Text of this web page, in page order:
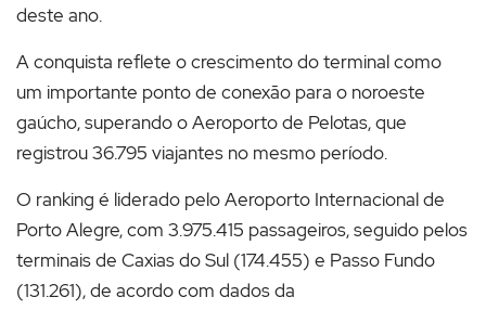
deste ano.
A conquista reflete o crescimento do terminal como
um importante ponto de conexão para o noroeste
gaúcho, superando o Aeroporto de Pelotas, que
registrou 36.795 viajantes no mesmo período.
O ranking é liderado pelo Aeroporto Internacional de
Porto Alegre, com 3.975.415 passageiros, seguido pelos
terminais de Caxias do Sul (174.455) e Passo Fundo
(131.261), de acordo com dados da